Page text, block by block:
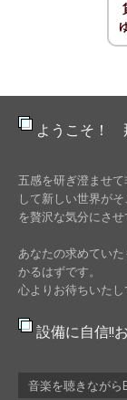
ようこそ！
五感を研ぎ澄ませ
して新しい世界が
を贅沢な気分にさせ
あなたの求めてい
かるはずです。
心よりお待ちいたし
設備に自信!!
音楽を聴きながら